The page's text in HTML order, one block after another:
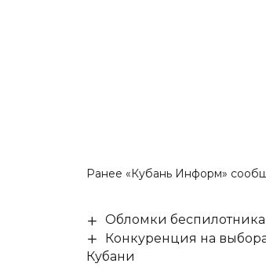
Ранее «Кубань Информ»
Обломки беспилотника
Конкуренция на
Кубани